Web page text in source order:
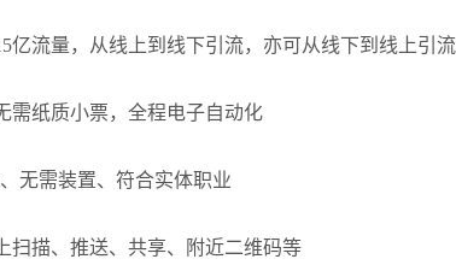
亿流量，从线上到线下引流，亦可从线下到线上引流
需纸质小票，全程电子自动化
无需装置、符合实体职业
扫描、推送、共享、附近二维码等